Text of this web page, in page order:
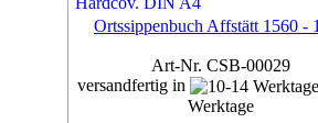
Ortssippenbuch Affstätt 1560 -
Art-Nr. CSB-00029
versandfertig in
Werktage